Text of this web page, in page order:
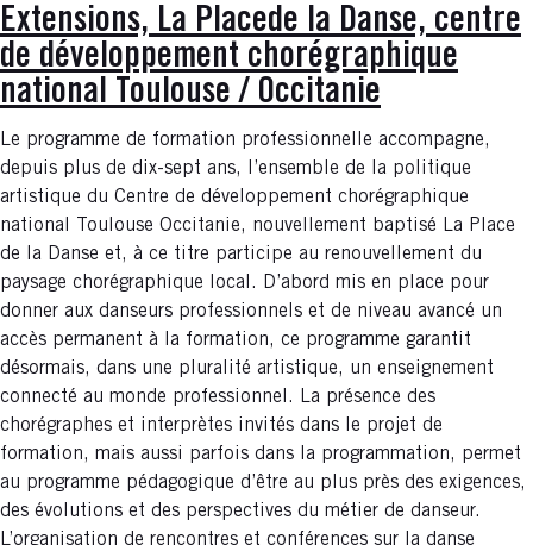
Extensions, La Placede la Danse, centre
de développement chorégraphique
national Toulouse / Occitanie
Le programme de formation professionnelle accompagne,
depuis plus de dix-sept ans, l’ensemble de la politique
artistique du Centre de développement chorégraphique
national Toulouse Occitanie, nouvellement baptisé La Place
de la Danse et, à ce titre participe au renouvellement du
paysage chorégraphique local. D’abord mis en place pour
donner aux danseurs professionnels et de niveau avancé un
accès permanent à la formation, ce programme garantit
désormais, dans une pluralité artistique, un enseignement
connecté au monde professionnel. La présence des
chorégraphes et interprètes invités dans le projet de
formation, mais aussi parfois dans la programmation, permet
au programme pédagogique d’être au plus près des exigences,
des évolutions et des perspectives du métier de danseur.
L’organisation de rencontres et conférences sur la danse